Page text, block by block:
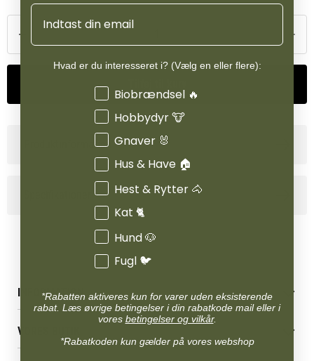
højeste kvalitet og tilført omega fedtsyrer, som understøtter
sundhed og vitalitet. Serien ProBiotic LIVE Mini Breed er desuden
udviklet til at reducere dannelsen af tandsten, hvilket er en
væsentlig fordel for mindre hunderacer.
ProBiotic LIVE med kalkun kan anvendes til alle hunderacer og er
også velegnet til hunde med foderintolerance.
Produktinformation
INFORMATION
Betingelser & vilkår
Reklamations- & fortrydelsesret
Levering & afhentning
VORES BUTIK
Email
Hvad er du interesseret i? (Vælg en eller flere):
Interesser
Biobrændsel 🔥
Hobbydyr 🐮
Gnaver 🐰
Hus & Have 🏠
Hest & Rytter 🐴
Kat 🐈
Hund 🐶
Fugl 🐦
*Rabatten aktiveres kun for varer uden eksisterende
rabat. Læs øvrige betingelser i din rabatkode mail eller i
vores betingelser og vilkår.
*Rabatkoden kun gælder på vores webshop